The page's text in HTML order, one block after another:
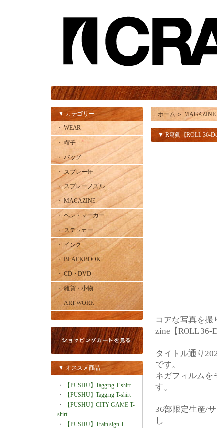
▼ カテゴリー
・ WEAR
・ 帽子
・ バッグ
・ スプレー缶
・ スプレーノズル
・ MAGAZINE
・ ペン・マーカー
・ ステッカー
・ インク
・ BLACKBOOK
・ CD・DVD
・ 雑貨・小物
・ ART WORK
▼ オススメ商品
・
【PUSHU】Tagging T-shirt
・
【PUSHU】Tagging T-shirt
・
【PUSHU】CITY GAME T-
shirt
・
【PUSHU】Train sign T-
ホーム ＞ MAGAZINE
▼ R寫眞【ROLL 36-
コアな写真を撮
zine【ROLL 36-
タイトル通り
です。
ネガフィルムを
す。
36部限定生産/
し